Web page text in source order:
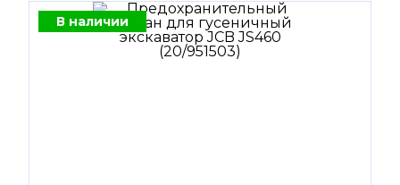
В наличии